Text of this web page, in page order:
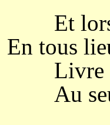
Et
En tous
Livre la
Au